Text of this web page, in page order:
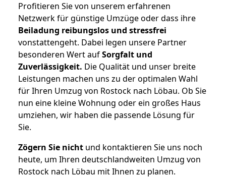
Profitieren Sie von unserem erfahrenen
Netzwerk für günstige Umzüge oder dass ihre
Beiladung reibungslos und stressfrei
vonstattengeht. Dabei legen unsere Partner
besonderen Wert aufSorgfalt und
Zuverlässigkeit. Die Qualität und unser breite
Leistungen machen uns zu der optimalen Wahl
für Ihren Umzug von Rostock nach Löbau. Ob Sie
nun eine kleine Wohnung oder ein großes Haus
umziehen, wir haben die passende Lösung für
Sie.
Zögern Sie nicht und kontaktieren Sie uns noch
heute, um Ihren deutschlandweiten Umzug von
Rostock nach Löbau mit Ihnen zu planen.